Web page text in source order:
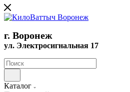
г. Воронеж
ул. Электросигнальная 17
Каталог